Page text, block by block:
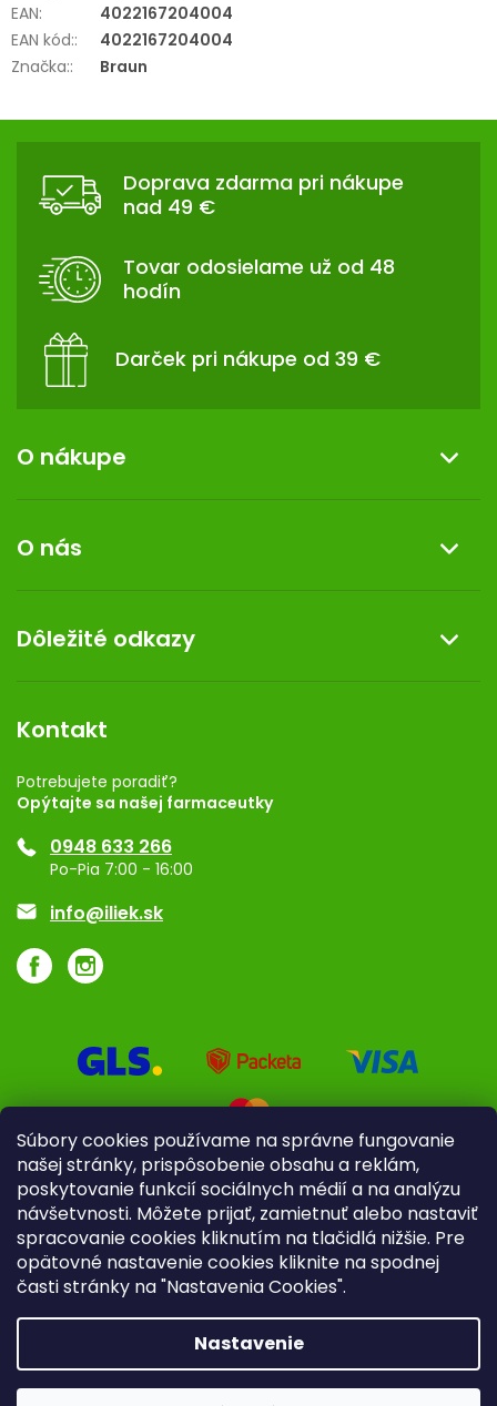
Súbory cookies používame na správne fungovanie
našej stránky, prispôsobenie obsahu a reklám,
poskytovanie funkcií sociálnych médií a na analýzu
návšetvnosti. Môžete prijať, zamietnuť alebo nastaviť
spracovanie cookies kliknutím na tlačidlá nižšie. Pre
opätovné nastavenie cookies kliknite na spodnej
časti stránky na "Nastavenia Cookies".
Nastavenie
EAN:
4022167204004
EAN kód::
4022167204004
Značka:: Braun
Z
Doprava zdarma pri nákupe
nad 49 €
Tovar odosielame už od 48
hodín
Darček pri nákupe od 39 €
O nákupe
Reklamácia a vrátenie tovaru
Doprava a platba
Darček k nákupu
O nás
Kontakt
Dermocentrum
Dôležité odkazy
Rozhodnutie na prevádzku
Registrácia
Ponuka pre firmy
Značky
Kontakt
Potrebujete poradiť?
Opýtajte sa našej farmaceutky
0948 633 266
Po-Pia 7:00 - 16:00
info@iliek.sk
Pre firmy Poradenstvo
iliek.sk. Všetky práva vyhradené.
nastavenie cookies